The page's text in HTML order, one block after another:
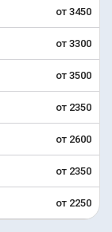
от 3450
от 3300
от 3500
от 2350
от 2600
от 2350
от 2250